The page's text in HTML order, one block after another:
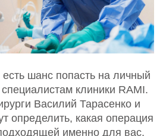
шанс попасть на личный
клиники RAMI.
Василий Тарасенко и
определить, какая операция
именно для вас,